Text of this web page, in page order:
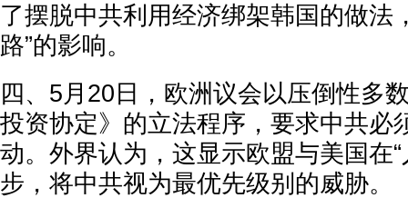
了摆脱中共利用经济绑架韩国的做法
路”的影响。
四、5月20日，欧洲议会以压倒性多
投资协定》的立法程序，要求中共必
动。外界认为，这显示欧盟与美国在
步，将中共视为最优先级别的威胁。